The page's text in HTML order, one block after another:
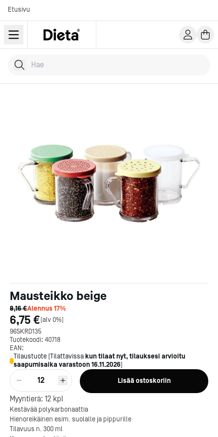
Etusivu
Hae tuotteita
Kirjoita hakusana...
Mausteikko beige
8,16 €Alennus17%
6,75 €[alv 0%]
96SKRD135
Tuotekoodi: 40718
EAN:
Tilaustuote [Tilattavissa kun tilaat nyt, tilauksesi arvioitu
saapumisaika varastoon16.11.2026]
12 Lisää ostoskoriin
Myyntierä: 12 kpl
Kestävää polykarbonaattia
Hienoreikäinen esim. suolalle ja pippurille
Tilavuus n. 300 ml
Kotipizza on vuonna 1987
perustettu yritys, jolla on yli
300 ravintolaa eri puolella